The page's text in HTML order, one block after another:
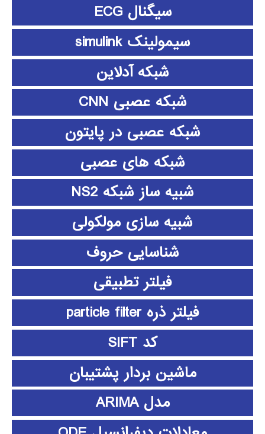
سیگنال ECG
سیمولینک simulink
شبکه آدلاین
شبکه عصبی CNN
شبکه عصبی در پایتون
شبکه های عصبی
شبیه ساز شبکه NS2
شبیه سازی مولکولی
شناسایی حروف
فیلتر تطبیقی
فیلتر ذره particle filter
کد SIFT
ماشین بردار پشتیبان
مدل ARIMA